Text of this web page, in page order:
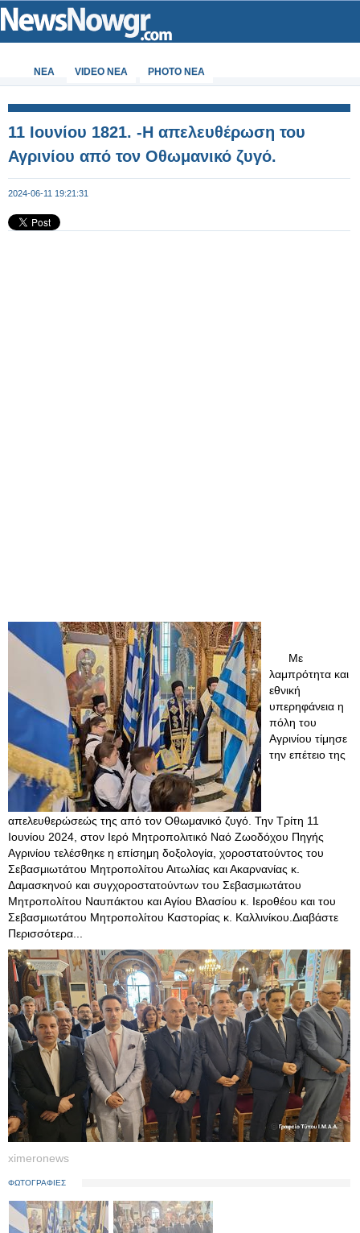
ΝΕΑ VIDEO NEA PHOTO NEA
11 Ιουνίου 1821. -Η απελευθέρωση του
Αγρινίου από τον Οθωμανικό ζυγό.
2024-06-11 19:21:31
Με
λαμπρότητα και
εθνική
υπερηφάνεια η
πόλη του
Αγρινίου τίμησε
την επέτειο της
απελευθερώσεώς της από τον Οθωμανικό ζυγό. Την Τρίτη 11
Ιουνίου 2024, στον Ιερό Μητροπολιτικό Ναό Ζωοδόχου Πηγής
Αγρινίου τελέσθηκε η επίσημη δοξολογία, χοροστατούντος του
Σεβασμιωτάτου Μητροπολίτου Αιτωλίας και Ακαρνανίας κ.
Δαμασκηνού και συγχοροστατούντων του Σεβασμιωτάτου
Μητροπολίτου Ναυπάκτου και Αγίου Βλασίου κ. Ιεροθέου και του
Σεβασμιωτάτου Μητροπολίτου Καστορίας κ. Καλλινίκου.Διαβάστε
Περισσότερα...
ximeronews
ΦΩΤΟΓΡΑΦΙΕΣ